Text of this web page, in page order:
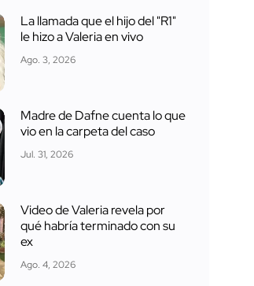
La llamada que el hijo del "R1"
le hizo a Valeria en vivo
Ago. 3, 2026
Madre de Dafne cuenta lo que
vio en la carpeta del caso
Jul. 31, 2026
Video de Valeria revela por
qué habría terminado con su
ex
Ago. 4, 2026